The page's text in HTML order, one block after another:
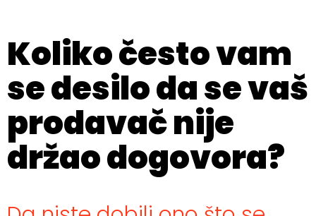
Koliko često vam
se desilo da se vaš
prodavač nije
držao dogovora?